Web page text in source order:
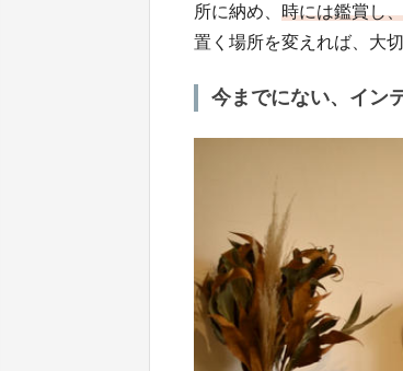
所に納め、 時には鑑賞し
置く場所を変えれば、大
今までにない、イン